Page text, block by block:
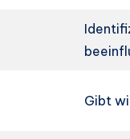
Gibt